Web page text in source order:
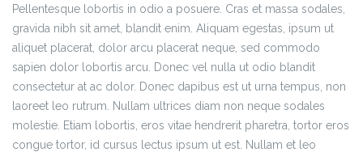
Pellentesque lobortis in odio a posuere. Cras et massa sodales,
gravida nibh sit amet, blandit enim. Aliquam egestas, ipsum ut
aliquet placerat, dolor arcu placerat neque, sed commodo
sapien dolor lobortis arcu. Donec vel nulla ut odio blandit
consectetur at ac dolor. Donec dapibus est ut urna tempus, non
laoreet leo rutrum. Nullam ultrices diam non neque sodales
molestie. Etiam lobortis, eros vitae hendrerit pharetra, tortor eros
congue tortor, id cursus lectus ipsum ut est. Nullam et leo